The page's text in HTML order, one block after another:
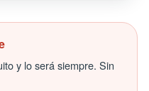
y lo será siempre. Sin